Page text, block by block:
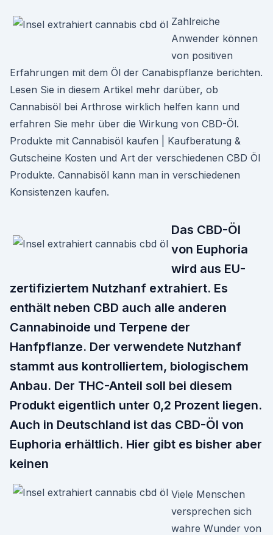
Zahlreiche
Anwender können
von positiven
Erfahrungen mit dem Öl der Canabispflanze berichten.
Lesen Sie in diesem Artikel mehr darüber, ob
Cannabisöl bei Arthrose wirklich helfen kann und
erfahren Sie mehr über die Wirkung von CBD-Öl.
Produkte mit Cannabisöl kaufen | Kaufberatung &
Gutscheine Kosten und Art der verschiedenen CBD Öl
Produkte. Cannabisöl kann man in verschiedenen
Konsistenzen kaufen.
Das CBD-Öl
von Euphoria
wird aus EU-
zertifiziertem Nutzhanf extrahiert. Es
enthält neben CBD auch alle anderen
Cannabinoide und Terpene der
Hanfpflanze. Der verwendete Nutzhanf
stammt aus kontrolliertem, biologischem
Anbau. Der THC-Anteil soll bei diesem
Produkt eigentlich unter 0,2 Prozent liegen.
Auch in Deutschland ist das CBD-Öl von
Euphoria erhältlich. Hier gibt es bisher aber
keinen
Viele Menschen
versprechen sich
wahre Wunder von